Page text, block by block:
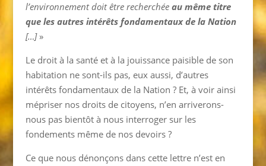
l’environnement doit être recherchée au même titre
que les autres intérêts fondamentaux de la Nation
[…]»
Le droit à la santé et à la jouissance paisible de son
habitation ne sont-ils pas, eux aussi, d’autres
intérêts fondamentaux de la Nation ? Et, à voir ainsi
mépriser nos droits de citoyens, n’en arriverons-
nous pas bientôt à nous interroger sur les
fondements même de nos devoirs ?
Ce que nous dénonçons dans cette lettre n’est en